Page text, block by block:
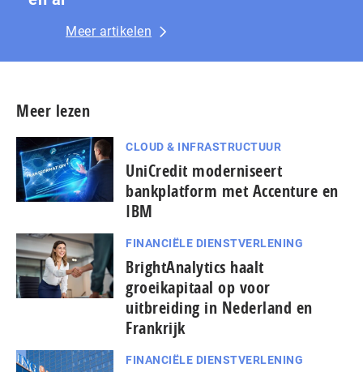
Meer artikelen
Meer lezen
CLOUD & INFRASTRUCTUUR
UniCredit moderniseert
bankplatform met Accenture en
IBM
FINANCIËLE DIENSTVERLENING
BrightAnalytics haalt
groeikapitaal op voor
uitbreiding in Nederland en
Frankrijk
FINANCIËLE DIENSTVERLENING